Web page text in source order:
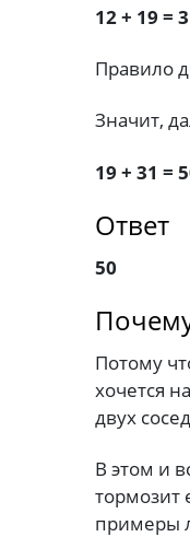
12 + 19 =
Правило
Значит,
19 + 31 =
Ответ
50
Потому
хочется
двух
В этом и
тормозит
примеры